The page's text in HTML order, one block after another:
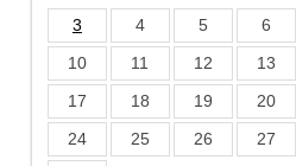
3
4 5 6
10
11 12 13
17
18 19 20
24
25 26 27